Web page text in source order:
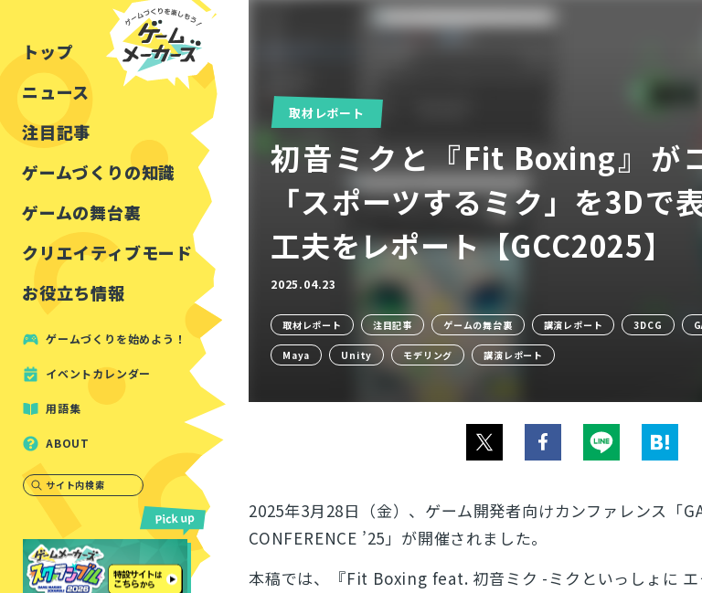
トップ
ニュース
注目記事
ゲームづくりの知識
しくみをつくる
見た目を良くする
ゲームの舞台裏
クリエイティブモード
お役立ち情報
注目・定番の〇〇
アセットレビュー
ツール紹介
周辺機器・ハードウェア
ゲームづくりを始めよう！
イベントカレンダー
用語集
ABOUT
サイト内検索
取材レポート
初音ミクと『Fit Boxing』が
「スポーツするミク」を3Dで
工夫をレポート【GCC2025】
2025.04.23
取材レポート 注目記事 ゲームの舞台裏 講演レポート 3DCG
Maya Unity モデリング 講演レポート
2025年3月28日（金）、ゲーム開発者向けカンファレンス「
CONFERENCE ’25」が開催されました。
本稿では、『Fit Boxing feat. 初音ミク -ミクといっしょに エ